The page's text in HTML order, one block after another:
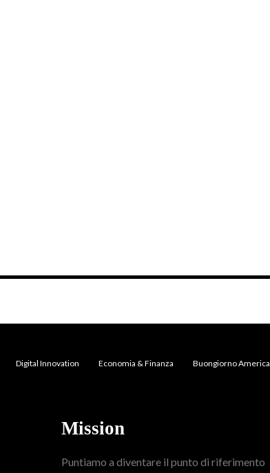
Digital Innovation Economia & Finanza Buongiorno America
Mission
Puntiamo a diventare il punto di riferimento